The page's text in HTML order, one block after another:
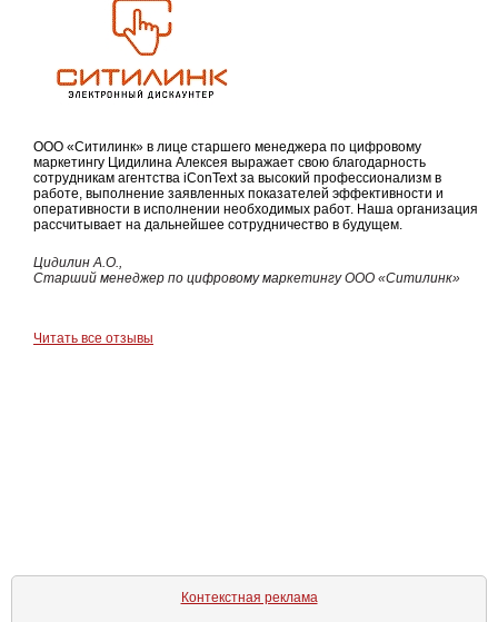
ООО «Ситилинк» в лице старшего менеджера по цифровому
маркетингу Цидилина Алексея выражает свою благодарность
сотрудникам агентства iConText за высокий профессионализм в
работе, выполнение заявленных показателей эффективности и
оперативности в исполнении необходимых работ. Наша организация
рассчитывает на дальнейшее сотрудничество в будущем.
Цидилин А.О.,
Старший менеджер по цифровому маркетингу ООО «Ситилинк»
Читать все отзывы
Контекстная реклама